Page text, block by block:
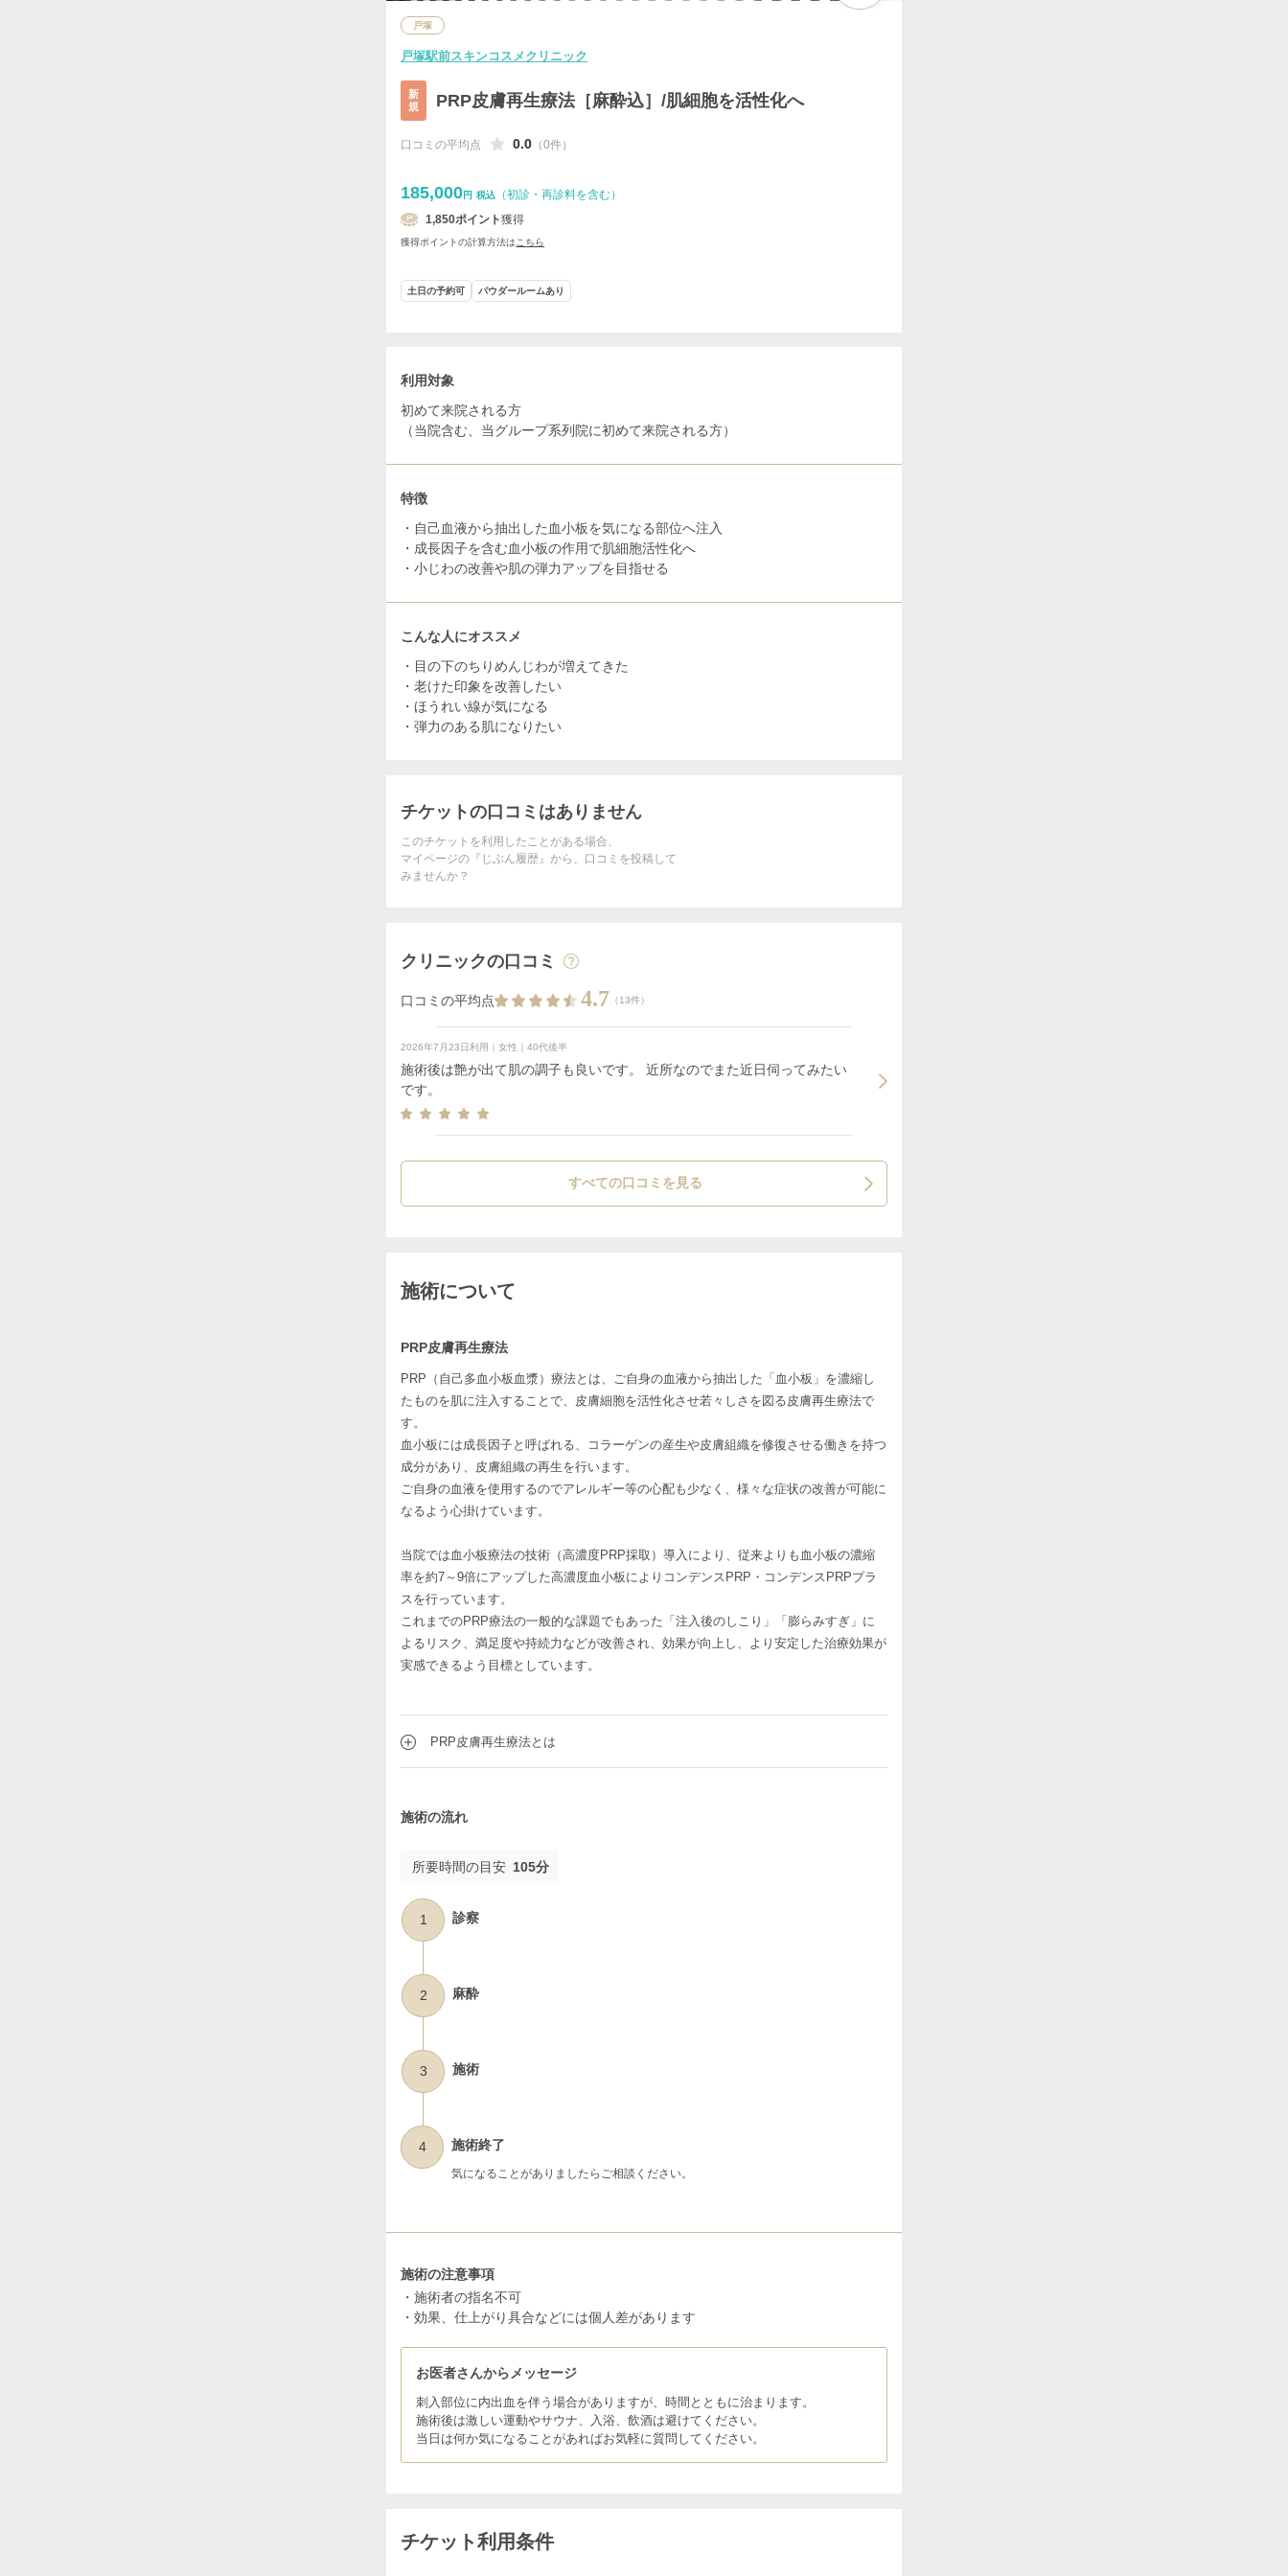
戸塚
戸塚駅前スキンコスメクリニック
新
規
PRP皮膚再生療法［麻酔込］/肌細胞を活性化へ
口コミの平均点 0.0 （0件）
185,000円 税込
（初診・再診料を含む）
1,850ポイント獲得
獲得ポイントの計算方法は こちら
土日の予約可 パウダールームあり
利用対象
初めて来院される方
（当院含む、当グループ系列院に初めて来院される方）
特徴
・自己血液から抽出した血小板を気になる部位へ注入
・成長因子を含む血小板の作用で肌細胞活性化へ
・小じわの改善や肌の弾力アップを目指せる
こんな人にオススメ
・目の下のちりめんじわが増えてきた
・老けた印象を改善したい
・ほうれい線が気になる
・弾力のある肌になりたい
チケットの口コミはありません
このチケットを利用したことがある場合、
マイページの『じぶん履歴』から、口コミを投稿して
みませんか？
クリニックの口コミ
口コミの平均点 4.7 （13件）
2026年7月23日利用｜女性｜40代後半
施術後は艶が出て肌の調子も良いです。 近所なのでまた近日伺ってみたい
です。
すべての口コミを見る
施術について
PRP皮膚再生療法
PRP（自己多血小板血漿）療法とは、ご自身の血液から抽出した「血小板」を濃縮し
たものを肌に注入することで、皮膚細胞を活性化させ若々しさを図る皮膚再生療法で
す。
血小板には成長因子と呼ばれる、コラーゲンの産生や皮膚組織を修復させる働きを持つ
成分があり、皮膚組織の再生を行います。
ご自身の血液を使用するのでアレルギー等の心配も少なく、様々な症状の改善が可能に
なるよう心掛けています。
当院では血小板療法の技術（高濃度PRP採取）導入により、従来よりも血小板の濃縮
率を約7～9倍にアップした高濃度血小板によりコンデンスPRP・コンデンスPRPプラ
スを行っています。
これまでのPRP療法の一般的な課題でもあった「注入後のしこり」「膨らみすぎ」に
よるリスク、満足度や持続力などが改善され、効果が向上し、より安定した治療効果が
実感できるよう目標としています。
PRP皮膚再生療法とは
施術の流れ
所要時間の目安 105分
1 診察
2 麻酔
3 施術
4 施術終了
気になることがありましたらご相談ください。
施術の注意事項
・施術者の指名不可
・効果、仕上がり具合などには個人差があります
お医者さんからメッセージ
刺入部位に内出血を伴う場合がありますが、時間とともに治まります。
施術後は激しい運動やサウナ、入浴、飲酒は避けてください。
当日は何か気になることがあればお気軽に質問してください。
チケット利用条件